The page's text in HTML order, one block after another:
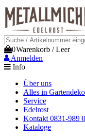
0Warenkorb /Leer
Anmelden
Info
Über uns
Alles in Gartendeko
Service
Edelrost
Kontakt 0831-989
Kataloge